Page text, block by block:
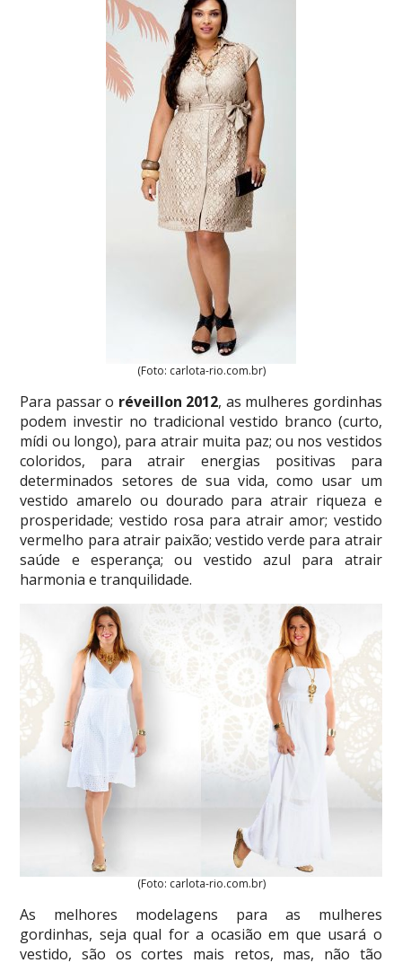
(Foto: carlota-rio.com.br)
Para passar o réveillon 2012, as mulheres gordinhas
podem investir no tradicional vestido branco (curto,
mídi ou longo), para atrair muita paz; ou nos vestidos
coloridos, para atrair energias positivas para
determinados setores de sua vida, como usar um
vestido amarelo ou dourado para atrair riqueza e
prosperidade; vestido rosa para atrair amor; vestido
vermelho para atrair paixão; vestido verde para atrair
saúde e esperança; ou vestido azul para atrair
harmonia e tranquilidade.
(Foto: carlota-rio.com.br)
As melhores modelagens para as mulheres
gordinhas, seja qual for a ocasião em que usará o
vestido, são os cortes mais retos, mas, não tão